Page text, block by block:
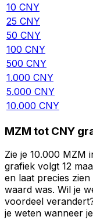
10 CNY
25 CNY
50 CNY
100 CNY
500 CNY
1.000 CNY
5.000 CNY
10.000 CNY
MZM tot CNY
Zie je 10.000 MZM
grafiek volgt 12
en laat precies
waard was. Wil je
voordeel
je weten wanneer